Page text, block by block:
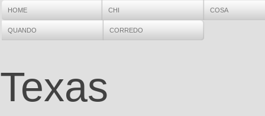
HOME CHI COSA
QUANDO CORREDO
Texas